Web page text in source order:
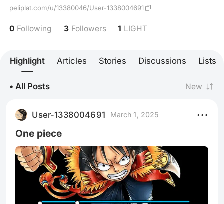
peliplat.com/u/13380046/User-1338004691
0 Following 3 Followers 1 LIGHT
Highlight Articles Stories Discussions Lists
• All Posts New
User-1338004691 March 1, 2025
One piece